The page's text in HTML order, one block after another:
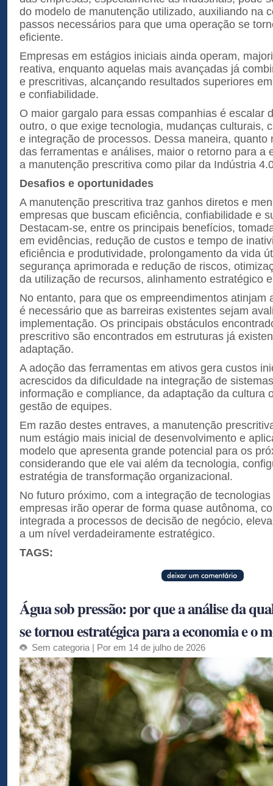
do modelo de manutenção utilizado, auxiliando na
passos necessários para que uma operação se
eficiente.
Empresas em estágios iniciais ainda operam,
reativa, enquanto aquelas mais avançadas já
e prescritivas, alcançando resultados superiores
e confiabilidade.
O maior gargalo para essas companhias é escalar
outro, o que exige tecnologia, mudanças culturais,
e integração de processos. Dessa maneira, quanto
das ferramentas e análises, maior o retorno para a
a manutenção prescritiva como pilar da Indústria
Desafios e oportunidades
A manutenção prescritiva traz ganhos diretos e
empresas que buscam eficiência, confiabilidade e
Destacam-se, entre os principais benefícios,
em evidências, redução de custos e tempo de
eficiência e produtividade, prolongamento da vida
segurança aprimorada e redução de riscos,
da utilização de recursos, alinhamento estratégico
No entanto, para que os empreendimentos atinjam
é necessário que as barreiras existentes sejam
implementação. Os principais obstáculos
prescritivo são encontrados em estruturas já
adaptação.
A adoção das ferramentas em ativos gera custos
acrescidos da dificuldade na integração de
informação e compliance, da adaptação da cultura
gestão de equipes.
Em razão destes entraves, a manutenção
num estágio mais inicial de desenvolvimento e
modelo que apresenta grande potencial para os
considerando que ele vai além da tecnologia,
estratégia de transformação organizacional.
No futuro próximo, com a integração de
empresas irão operar de forma quase autônoma,
integrada a processos de decisão de negócio,
a um nível verdadeiramente estratégico.
TAGS:
Água sob pressão: por que a análise da
se tornou estratégica para a economia e o
Sem categoria | Por em 14 de julho de 2026